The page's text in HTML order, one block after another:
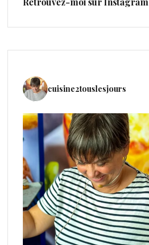
cuisine2touslesjours